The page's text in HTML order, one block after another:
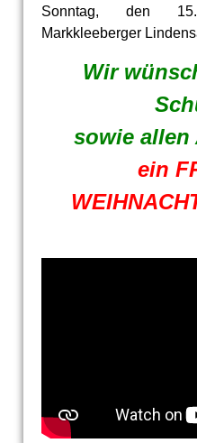
Sonntag, den
Markkleeberger
Wir
sowie allen
ein